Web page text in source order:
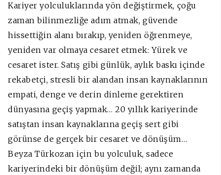
Kariyer yolculuklarında yön değiştirmek, çoğu
zaman bilinmezliğe adım atmak, güvende
hissettiğin alanı bırakıp, yeniden öğrenmeye,
yeniden var olmaya cesaret etmek: Yürek ve
cesaret ister. Satış gibi günlük, aylık baskı içinde
rekabetçi, stresli bir alandan insan kaynaklarının
empati, denge ve derin dinleme gerektiren
dünyasına geçiş yapmak… 20 yıllık kariyerinde
satıştan insan kaynaklarına geçiş sert gibi
görünse de gerçek bir cesaret ve dönüşüm…
Beyza Türkozan için bu yolculuk, sadece
kariyerindeki bir dönüşüm değil; aynı zamanda